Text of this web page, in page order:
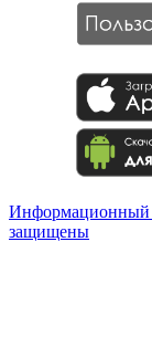
Информационный
защищены